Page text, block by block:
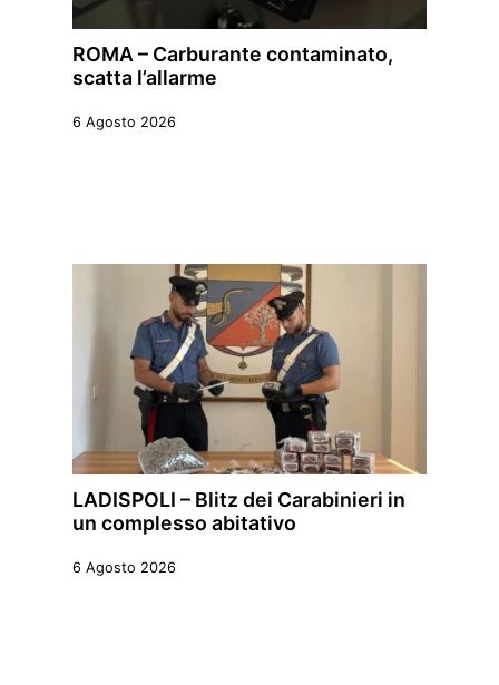
ROMA – Carburante contaminato,
scatta l’allarme
6 Agosto 2026
LADISPOLI – Blitz dei Carabinieri in
un complesso abitativo
6 Agosto 2026